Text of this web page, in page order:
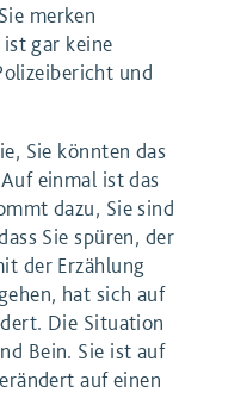
merken
gar keine
und
Sie könnten das
einmal ist das
dazu, Sie sind
Sie spüren, der
der Erzählung
hat sich auf
Die Situation
Bein. Sie ist auf
auf einen